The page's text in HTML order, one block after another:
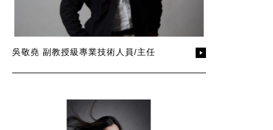
吳敬堯 副教授級專業技術人員/主任